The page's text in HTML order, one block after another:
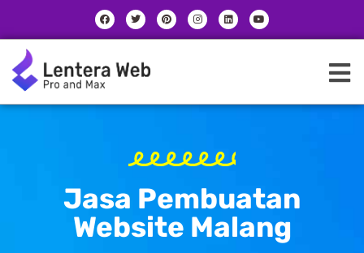
content
F
a
c
e
o
k
T
w
i
t
r
P
i
n
t
I
n
s
t
L
i
n
k
Y
o
u
t
Jasa Pembuatan
Website Malang